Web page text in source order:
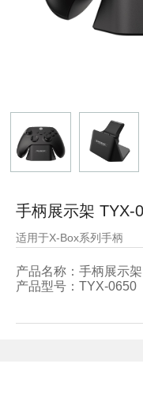
手柄展示架 TYX-
适用于X-Box系列手柄
产品名称：手柄展示架
产品型号： TYX-0650